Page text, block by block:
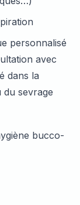
personnalisé
avec
dans la
du sevrage
bucco-